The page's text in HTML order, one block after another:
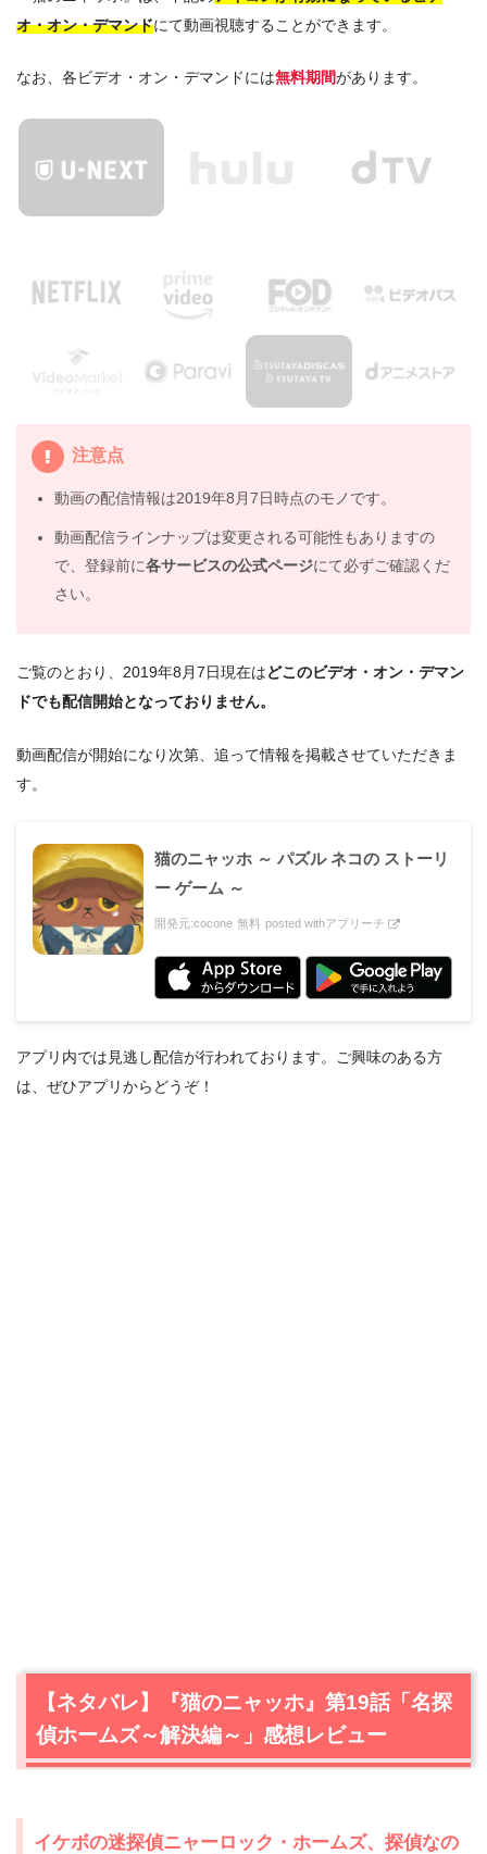
オ・オン・デマンドにて動画視聴することができます。
なお、各ビデオ・オン・デマンドには無料期間があります。
注意点
動画の配信情報は2019年8月7日時点のモノです。
動画配信ラインナップは変更される可能性もありますの
で、登録前に各サービスの公式ページにて必ずご確認くだ
さい。
ご覧のとおり、2019年8月7日現在はどこのビデオ・オン・デマン
ドでも配信開始となっておりません。
動画配信が開始になり次第、追って情報を掲載させていただきま
す。
猫のニャッホ ～ パズル ネコの ストーリ
ー ゲーム ～
開発元:cocone 無料 posted withアプリーチ
アプリ内では見逃し配信が行われております。ご興味のある方
は、ぜひアプリからどうぞ！
【ネタバレ】『猫のニャッホ』第19話「名探
偵ホームズ～解決編～」感想レビュー
イケボの迷探偵ニャーロック・ホームズ、探偵なの